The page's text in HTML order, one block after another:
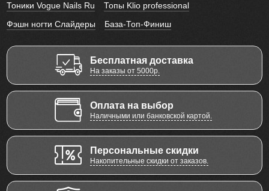
Тоники Vogue Nails Ru
Топы Klio professional
Фэшн ногти Слайдеры
База-Топ-Финиш
Бесплатная доставка
На заказы от 5000р.
Оплата на выбор
Наличными или банковской картой.
Персональные скидки
Накопительные скидки от заказов.